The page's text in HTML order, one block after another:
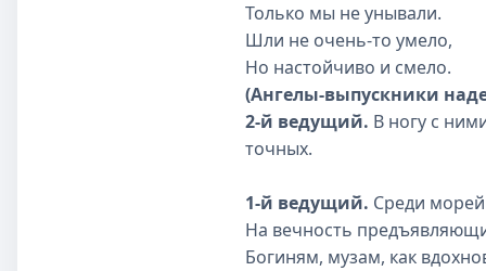
Только мы не унывали.
Шли не очень-то умело,
Но настойчиво и смело.
(Ангелы-выпуск­ники
2-й ведущий. В ногу с
точных.
1-й ведущий. Среди
На вечность
Богиням, музам, как